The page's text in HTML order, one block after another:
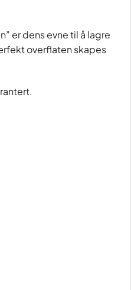
er dens evne til å lagre
overflaten skapes